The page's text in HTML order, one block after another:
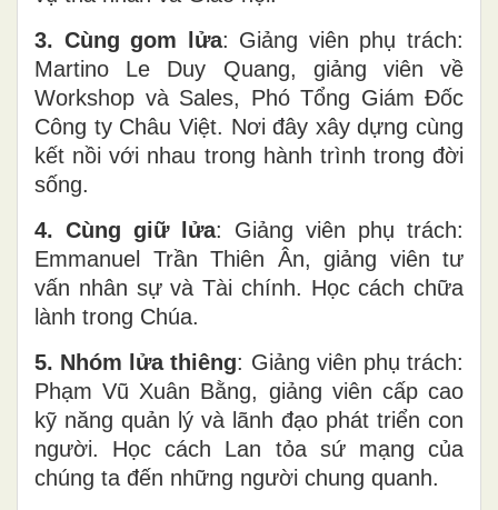
3. Cùng gom lửa: Giảng viên phụ trách:
Martino Le Duy Quang, giảng viên về
Workshop và Sales, Phó Tổng Giám Đốc
Công ty Châu Việt. Nơi đây xây dựng cùng
kết nồi với nhau trong hành trình trong đời
sống.
4. Cùng giữ lửa: Giảng viên phụ trách:
Emmanuel Trần Thiên Ân, giảng viên tư
vấn nhân sự và Tài chính. Học cách chữa
lành trong Chúa.
5. Nhóm lửa thiêng: Giảng viên phụ trách:
Phạm Vũ Xuân Bằng, giảng viên cấp cao
kỹ năng quản lý và lãnh đạo phát triển con
người. Học cách Lan tỏa sứ mạng của
chúng ta đến những người chung quanh.